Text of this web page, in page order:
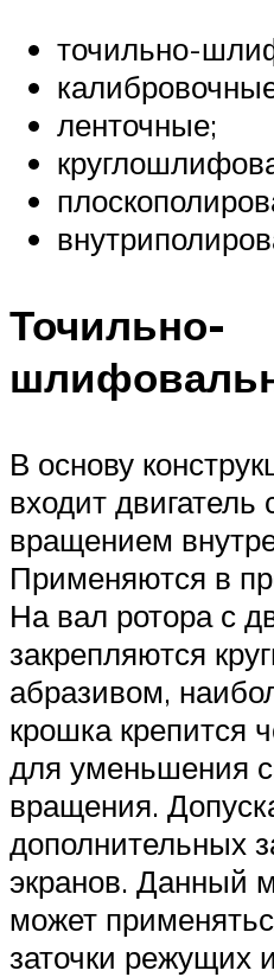
точильно-
ленточные;
Точильно-
В основу
входит
вращением
Применяются в
На вал ротора с
закрепляются
абразивом,
крошка крепится
для уменьшения
вращения.
дополнительных
экранов. Данный
может
заточки режущих